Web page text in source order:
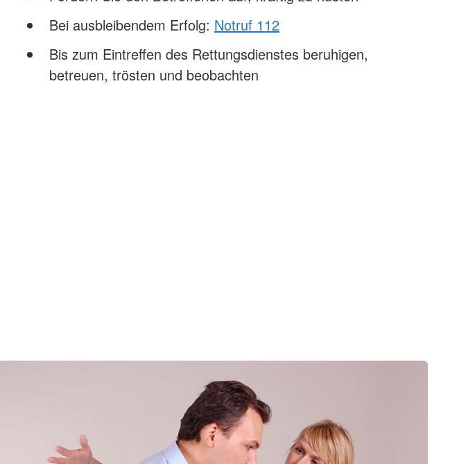
Bei ausbleibendem Erfolg: Notruf 112
Bis zum Eintreffen des Rettungsdienstes beruhigen,
betreuen, trösten und beobachten